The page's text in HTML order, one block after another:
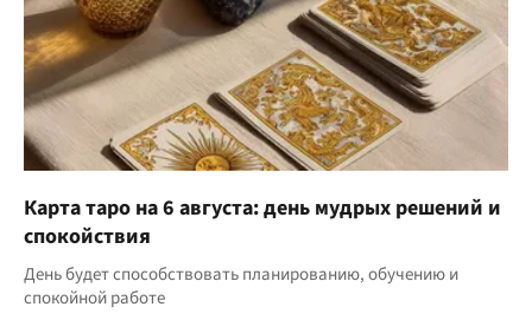
Карта таро на 6 августа: день мудрых решений и
спокойствия
День будет способствовать планированию, обучению и
спокойной работе